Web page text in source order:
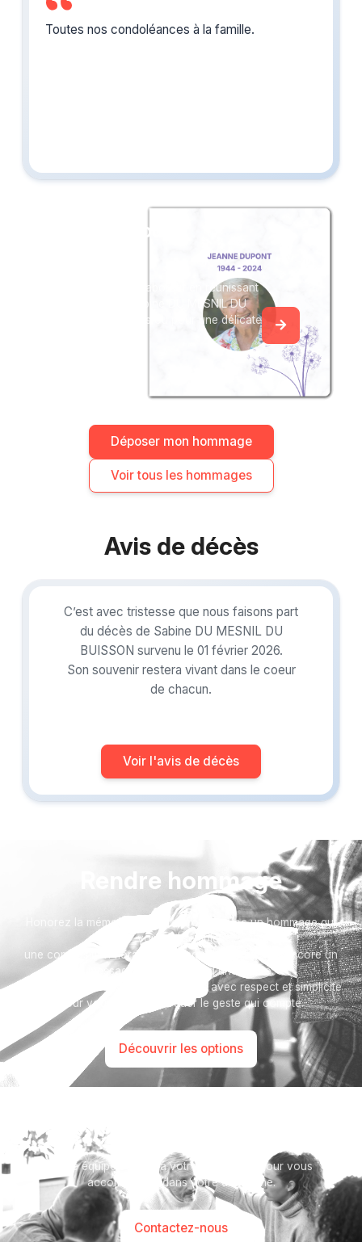
Toutes nos condoléances à la famille.
Créez un album
Créez un album collaboratif en réunissant
les hommages à Sabine DU MESNIL DU
BUISSON, pour vous ou pour une délicate
Déposer mon hommage
Voir tous les hommages
Avis de décès
C’est avec tristesse que nous faisons part
du décès de Sabine DU MESNIL DU
BUISSON survenu le 01 février 2026.
Son souvenir restera vivant dans le coeur
de chacun.
Voir l'avis de décès
Rendre hommage
Honorez la mémoire de votre proche avec un hommage qui
vous ressemble :
une composition florale, une plaque, un arbre, ou encore un
message accompagné d'une photo.
Toutes nos options sont présentées avec respect et simplicité
pour vous aider à marquer le geste qui compte.
Découvrir les options
Notre équipe se tient à votre disposition pour vous
accompagner dans votre démarche.
Contactez-nous